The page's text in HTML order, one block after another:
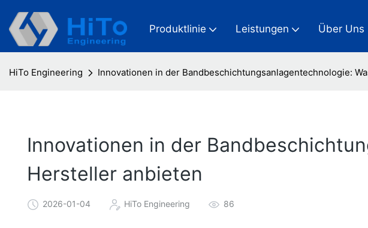
Produktlinie Leistungen Über Uns
HiTo Engineering Innovationen in der Bandbeschichtungsanlagentechnologie:
Innovationen in der
Hersteller anbieten
2026-01-04 HiTo Engineering 86